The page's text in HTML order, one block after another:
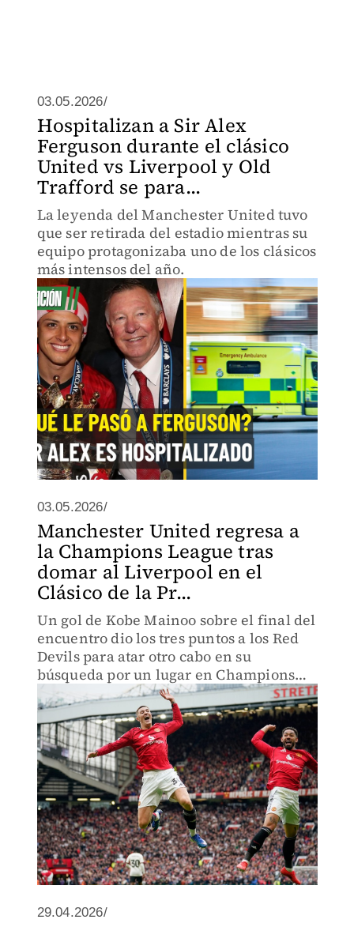
03.05.2026/
Hospitalizan a Sir Alex
Ferguson durante el clásico
United vs Liverpool y Old
Trafford se para...
La leyenda del Manchester United tuvo
que ser retirada del estadio mientras su
equipo protagonizaba uno de los clásicos
más intensos del año.
03.05.2026/
Manchester United regresa a
la Champions League tras
domar al Liverpool en el
Clásico de la Pr...
Un gol de Kobe Mainoo sobre el final del
encuentro dio los tres puntos a los Red
Devils para atar otro cabo en su
búsqueda por un lugar en Champions
League
29.04.2026/